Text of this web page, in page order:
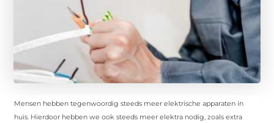
Mensen hebben tegenwoordig steeds meer elektrische apparaten in
huis. Hierdoor hebben we ook steeds meer elektra nodig, zoals extra